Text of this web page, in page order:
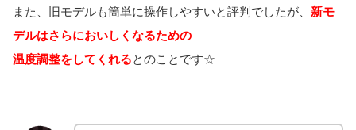
また、旧モデルも簡単に操作しやすいと評判でしたが、 新モ
デルはさらにおいしくなるための
温度調整をしてくれるとのことです☆